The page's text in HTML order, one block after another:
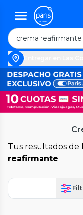
Tus resultados de
reafirmante